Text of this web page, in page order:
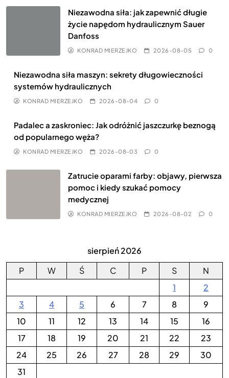
Niezawodna siła: jak zapewnić długie
życie napędom hydraulicznym Sauer
Danfoss
KONRAD MIERZEJKO 2026-08-05 0
Niezawodna siła maszyn: sekrety długowieczności
systemów hydraulicznych
KONRAD MIERZEJKO 2026-08-04 0
Padalec a zaskroniec: Jak odróżnić jaszczurkę beznogą
od popularnego węża?
KONRAD MIERZEJKO 2026-08-03 0
Zatrucie oparami farby: objawy, pierwsza
pomoc i kiedy szukać pomocy
medycznej
KONRAD MIERZEJKO 2026-08-02 0
sierpień 2026
P
W Ś C P S
N
1
2
3
4 5 6 7 8
9
10
11 12 13 14 15
16
17
18 19 20 21 22
23
24
25 26 27 28 29
30
31